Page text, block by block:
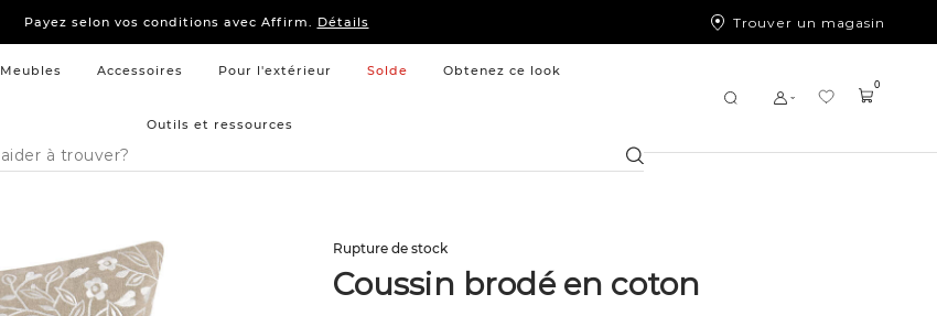
Payez selon vos conditions avec Affirm. Détails
15 % –Literieetmobilier de chambre à coucher
Payez selon vos conditions avec Affirm. Détails
Trouver un magasin
Meubles Accessoires Pour l'extérieur Solde Obtenez ce look
Outils et ressources
Chercher
0
Rupture de stock
Coussin brodé en coton